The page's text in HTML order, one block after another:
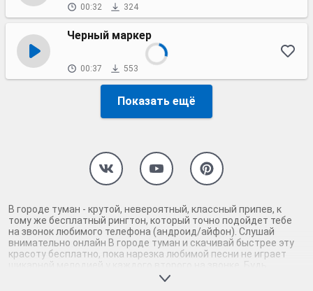
00:32 324
Черный маркер
00:37 553
Показать ещё
В городе туман - крутой, невероятный, классный припев, к
тому же бесплатный рингтон, который точно подойдет тебе
на звонок любимого телефона (андроид/айфон). Слушай
внимательно онлайн В городе туман и скачивай быстрее эту
красоту бесплатно, пока нарезка любимой песни не играет
шикарной мелодией у каждого второго на звонке. Будь
первым, кто скачает бесплатно сей шедевр музыки и оценит